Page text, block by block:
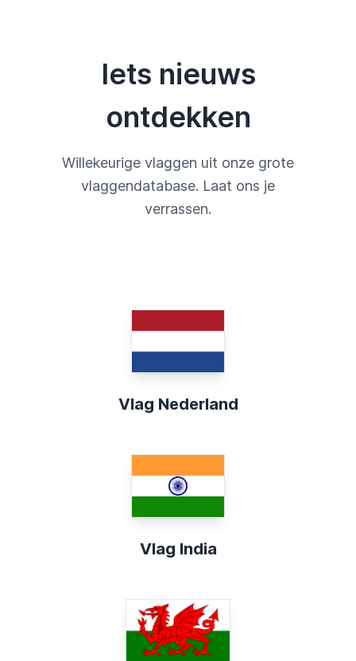
Iets nieuws
ontdekken
Willekeurige vlaggen uit onze grote
vlaggendatabase. Laat ons je
verrassen.
Vlag Nederland
Vlag India